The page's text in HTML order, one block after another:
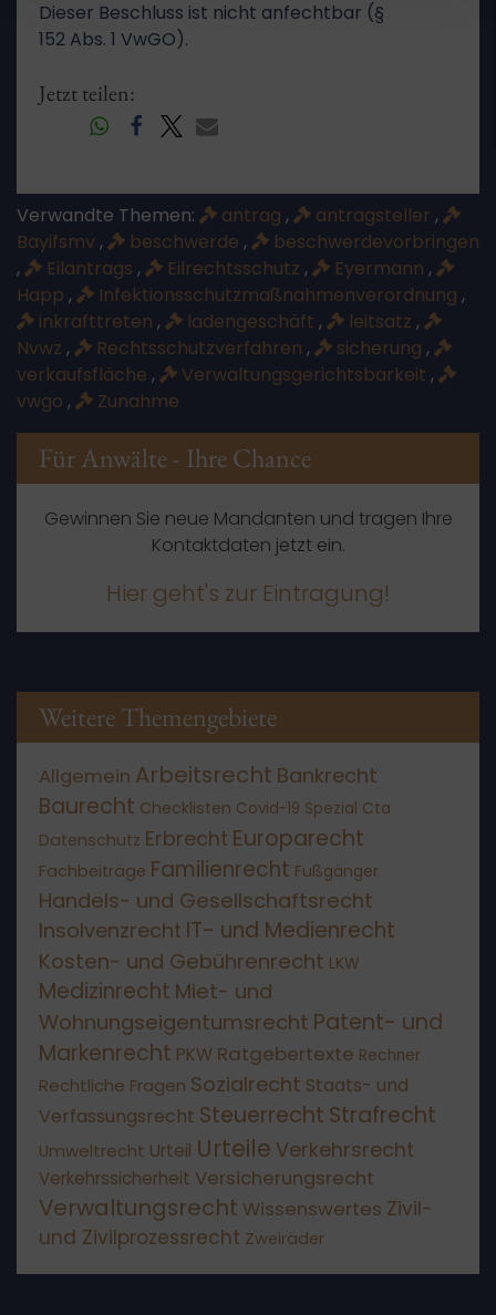
Dieser Beschluss ist nicht anfechtbar (§
152 Abs. 1 VwGO).
Jetzt teilen:
Verwandte Themen: antrag , antragsteller ,
Bayifsmv , beschwerde ,
beschwerdevorbringen
,
Eilantrags , Eilrechtsschutz , Eyermann ,
Happ , Infektionsschutzmaßnahmenverordnung ,
inkrafttreten , ladengeschäft , leitsatz ,
Nvwz , Rechtsschutzverfahren , sicherung ,
verkaufsfläche , Verwaltungsgerichtsbarkeit ,
vwgo , Zunahme
Für Anwälte - Ihre Chance
Gewinnen Sie neue Mandanten und tragen Ihre
Kontaktdaten jetzt ein.
Hier geht's zur Eintragung!
Weitere Themengebiete
Allgemein Arbeitsrecht Bankrecht
Baurecht Checklisten Covid-19 Spezial Cta
Datenschutz Erbrecht Europarecht
Fachbeiträge Familienrecht Fußgänger
Handels- und Gesellschaftsrecht
Insolvenzrecht IT- und Medienrecht
Kosten- und Gebührenrecht LKW
Medizinrecht Miet- und
Wohnungseigentumsrecht Patent- und
Markenrecht PKW Ratgebertexte Rechner
Rechtliche Fragen Sozialrecht Staats- und
Verfassungsrecht Steuerrecht Strafrecht
Umweltrecht Urteil Urteile Verkehrsrecht
Verkehrssicherheit Versicherungsrecht
Verwaltungsrecht Wissenswertes Zivil-
und Zivilprozessrecht Zweiräder